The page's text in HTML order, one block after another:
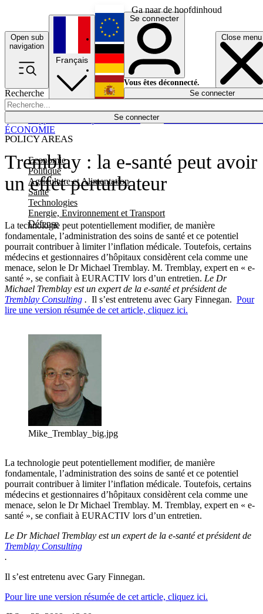
Ga naar de hoofdinhoud
Open sub
navigation
Close menu
Recherche
Se connecter
POLICY AREAS
Economie
Politique
Agriculture et Alimentation
Santé
Technologies
Energie, Environnement et Transport
Défense
Économie
Français
English
Deutsch
Español
Se connecter
Vous êtes déconnecté.
Se connecter
Tremblay : la e-santé peut avoir
un effet perturbateur
La technologie peut potentiellement modifier, de manière
fondamentale, l’administration des soins de santé et ce potentiel
pourrait contribuer à limiter l’inflation médicale. Toutefois, certains
médecins et gestionnaires d’hôpitaux considèrent cela comme une
menace, selon le Dr Michael Tremblay. M. Tremblay, expert en « e-
santé », se confiait à EURACTIV lors d’un entretien. Le Dr
Michael Tremblay est un expert de la e-santé et président de
Tremblay Consulting . Il s’est entretenu avec Gary Finnegan. Pour
lire une version résumée de cet article, cliquez ici.
ÉCONOMIE
Mike_Tremblay_big.jpg
La technologie peut potentiellement modifier, de manière
fondamentale, l’administration des soins de santé et ce potentiel
pourrait contribuer à limiter l’inflation médicale. Toutefois, certains
médecins et gestionnaires d’hôpitaux considèrent cela comme une
menace, selon le Dr Michael Tremblay. M. Tremblay, expert en « e-
santé », se confiait à EURACTIV lors d’un entretien.
Le Dr Michael Tremblay est un expert de la e-santé et président de
Tremblay Consulting
.
Il s’est entretenu avec Gary Finnegan.
Pour lire une version résumée de cet article, cliquez ici.